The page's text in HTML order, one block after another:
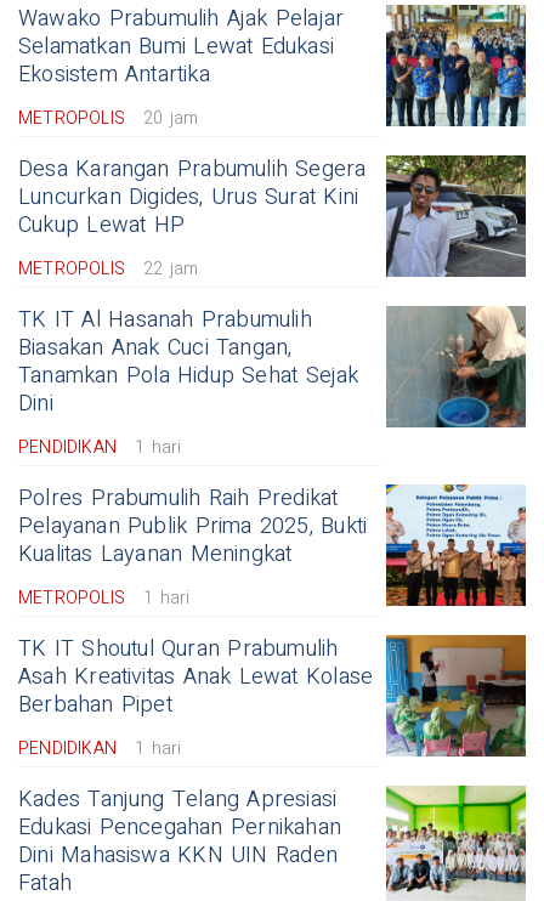
Wawako Prabumulih Ajak Pelajar
Selamatkan Bumi Lewat Edukasi
Ekosistem Antartika
METROPOLIS 20 jam
Desa Karangan Prabumulih Segera
Luncurkan Digides, Urus Surat Kini
Cukup Lewat HP
METROPOLIS 22 jam
TK IT Al Hasanah Prabumulih
Biasakan Anak Cuci Tangan,
Tanamkan Pola Hidup Sehat Sejak
Dini
PENDIDIKAN 1 hari
Polres Prabumulih Raih Predikat
Pelayanan Publik Prima 2025, Bukti
Kualitas Layanan Meningkat
METROPOLIS 1 hari
TK IT Shoutul Quran Prabumulih
Asah Kreativitas Anak Lewat Kolase
Berbahan Pipet
PENDIDIKAN 1 hari
Kades Tanjung Telang Apresiasi
Edukasi Pencegahan Pernikahan
Dini Mahasiswa KKN UIN Raden
Fatah